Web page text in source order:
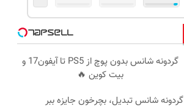
گردونه شانس بدون پوچ از PS5 تا آیفون17 و
بیت کوین 🔥
گردونه شانس تبدیل، بچرخون جایزه ببر